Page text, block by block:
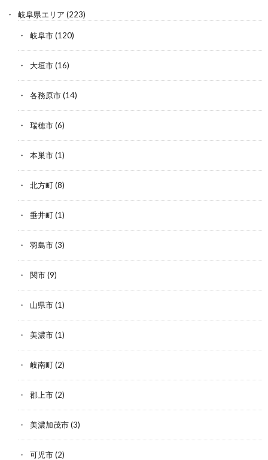
岐阜県エリア (223)
岐阜市(120)
大垣市(16)
各務原市(14)
瑞穂市(6)
本巣市(1)
北方町(8)
垂井町(1)
羽島市(3)
関市(9)
山県市(1)
美濃市(1)
岐南町(2)
郡上市(2)
美濃加茂市(3)
可児市(2)